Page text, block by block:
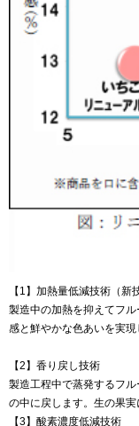
【1】加熱量低減技術（新
製造中の加熱を抑えてフ
感と鮮やかな色あいを実現
【2】香り戻し技術
製造工程中で蒸発するフ
の中に戻します。生の果実
【3】酸素濃度低減技術